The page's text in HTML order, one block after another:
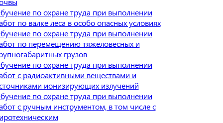
по охране труда при выполнении
по валке леса в особо опасных условиях
по охране труда при выполнении
по перемещению тяжеловесных и
грузов
по охране труда при выполнении
с радиоактивными веществами и
ионизирующих излучений
по охране труда при выполнении
с ручным инструментом, в том числе с